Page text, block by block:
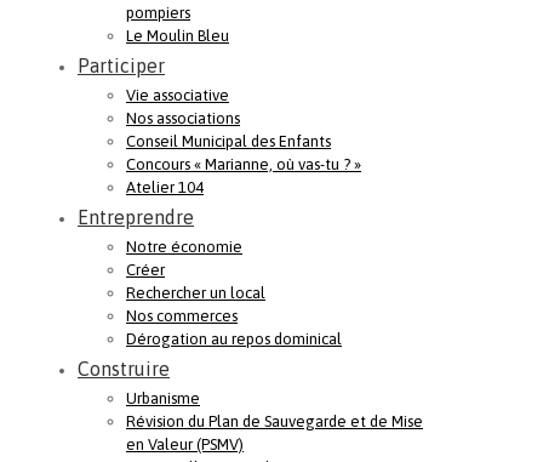
pompiers
Le Moulin Bleu
Participer
Vie associative
Nos associations
Conseil Municipal des Enfants
Concours « Marianne, où vas-tu ? »
Atelier 104
Entreprendre
Notre économie
Créer
Rechercher un local
Nos commerces
Dérogation au repos dominical
Construire
Urbanisme
Révision du Plan de Sauvegarde et de Mise
en Valeur (PSMV)